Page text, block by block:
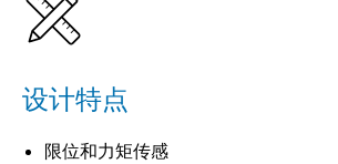
相关产品
设计特点
限位和力矩传感